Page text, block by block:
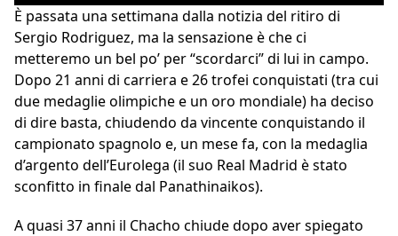
È passata una settimana dalla notizia del ritiro di
Sergio Rodriguez, ma la sensazione è che ci
metteremo un bel po’ per “scordarci” di lui in campo.
Dopo 21 anni di carriera e 26 trofei conquistati (tra cui
due medaglie olimpiche e un oro mondiale) ha deciso
di dire basta, chiudendo da vincente conquistando il
campionato spagnolo e, un mese fa, con la medaglia
d’argento dell’Eurolega (il suo Real Madrid è stato
sconfitto in finale dal Panathinaikos).
A quasi 37 anni il Chacho chiude dopo aver spiegato